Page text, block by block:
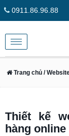
0911.86.96.88
Toggle
navigation
Trang chủ /
Thiết kế
hàng online